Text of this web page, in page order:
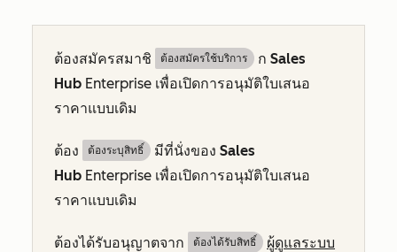
ต้องสมัครสมาชิ ต้องสมัครใช้บริการ ก Sales
Hub Enterprise เพื่อเปิดการอนุมัติใบเสนอ
ราคาแบบเดิม
ต้อง ต้องระบุสิทธิ์ มีที่นั่งของ Sales
Hub Enterprise เพื่อเปิดการอนุมัติใบเสนอ
ราคาแบบเดิม
ต้องได้รับอนุญาตจาก ต้องได้รับสิทธิ์​
ผู้ดูแลระบบ